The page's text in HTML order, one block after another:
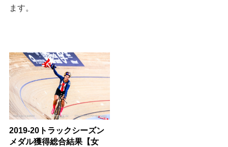
ます。
2019-20トラックシーズン
メダル獲得総合結果【女